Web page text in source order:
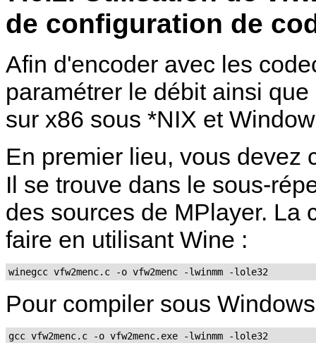
de configuration de
Afin d'encoder avec les
paramétrer le débit ainsi
sur x86 sous *NIX et
En premier lieu, vous
Il se trouve dans le sous-
des sources de MPlayer. La
faire en utilisant Wine :
winegcc vfw2menc.c -o vfw2menc -lwinmm -lole32
Pour compiler sous
gcc vfw2menc.c -o vfw2menc.exe -lwinmm -lole32